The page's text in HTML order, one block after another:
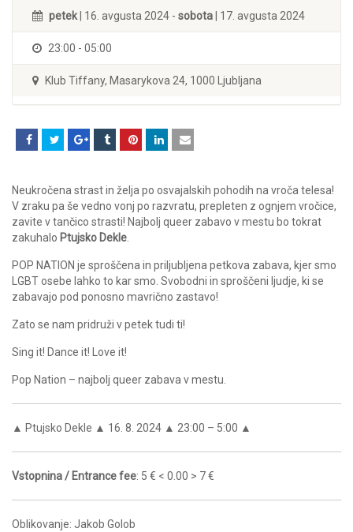
petek | 16. avgusta 2024 - sobota | 17. avgusta 2024
23:00 - 05:00
Klub Tiffany, Masarykova 24, 1000 Ljubljana
Neukročena strast in želja po osvajalskih pohodih na vroča telesa!
V zraku pa še vedno vonj po razvratu, prepleten z ognjem vročice,
zavite v tančico strasti! Najbolj queer zabavo v mestu bo tokrat
zakuhalo Ptujsko Dekle
POP NATION je sproščena in priljubljena petkova zabava, kjer smo
LGBT osebe lahko to kar smo. Svobodni in sproščeni ljudje, ki se
zabavajo pod ponosno mavrično zastavo!
Zato se nam pridruži v petek tudi ti!
Sing it! Dance it! Love it!
Pop Nation – najbolj queer zabava v mestu.
▲ Ptujsko Dekle ▲ 16. 8. 2024 ▲ 23:00 – 5:00 ▲
Vstopnina / Entrance fee: 5 € < 0.00 > 7 €
Oblikovanje: Jakob Golob